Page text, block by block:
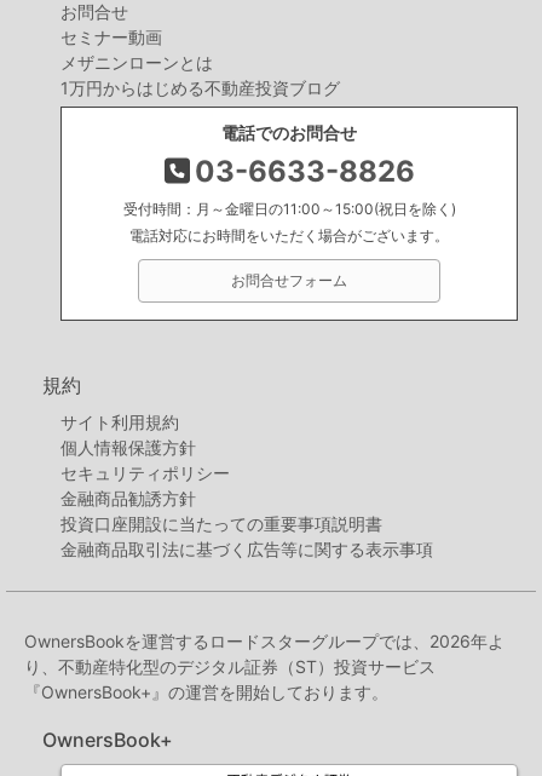
お問合せ
セミナー動画
メザニンローンとは
1万円からはじめる不動産投資ブログ
電話でのお問合せ
03-6633-8826
受付時間：月～金曜日の11:00～15:00(祝日を除く)
電話対応にお時間をいただく場合がございます。
お問合せフォーム
規約
サイト利用規約
個人情報保護方針
セキュリティポリシー
金融商品勧誘方針
投資口座開設に当たっての重要事項説明書
金融商品取引法に基づく広告等に関する表示事項
OwnersBookを運営するロードスターグループでは、2026年よ
り、不動産特化型のデジタル証券（ST）投資サービス
『OwnersBook+』の運営を開始しております。
OwnersBook+